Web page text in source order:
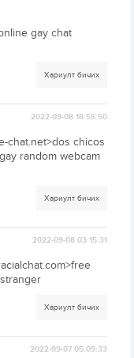
gay chat
Хариулт бичих
2022-09-08 18:55:50
chat.net>dos chicos
random webcam
Хариулт бичих
2022-09-08 03:15:31
Хариулт бичих
2022-09-07 05:09:33